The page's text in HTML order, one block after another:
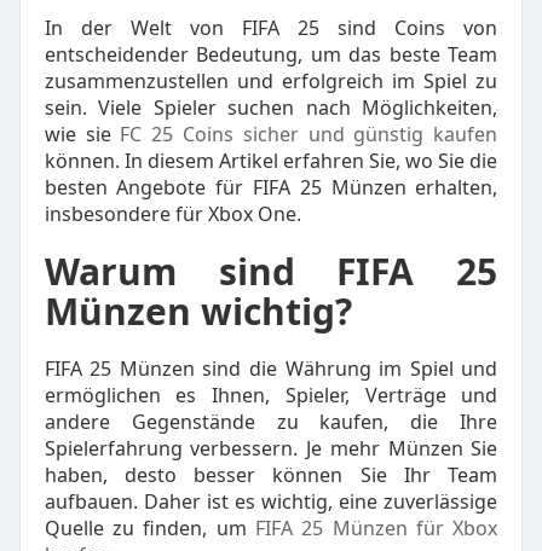
In der Welt von FIFA 25 sind Coins von
entscheidender Bedeutung, um das beste Team
zusammenzustellen und erfolgreich im Spiel zu
sein. Viele Spieler suchen nach Möglichkeiten,
wie sie FC 25 Coins sicher und günstig kaufen
können. In diesem Artikel erfahren Sie, wo Sie die
besten Angebote für FIFA 25 Münzen erhalten,
insbesondere für Xbox One.
Warum sind FIFA 25
Münzen wichtig?
FIFA 25 Münzen sind die Währung im Spiel und
ermöglichen es Ihnen, Spieler, Verträge und
andere Gegenstände zu kaufen, die Ihre
Spielerfahrung verbessern. Je mehr Münzen Sie
haben, desto besser können Sie Ihr Team
aufbauen. Daher ist es wichtig, eine zuverlässige
Quelle zu finden, um FIFA 25 Münzen für Xbox